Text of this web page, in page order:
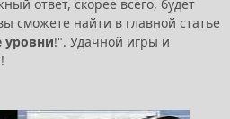
ответ, скорее всего, будет
сможете найти в главной статье
уровни!". Удачной игры и